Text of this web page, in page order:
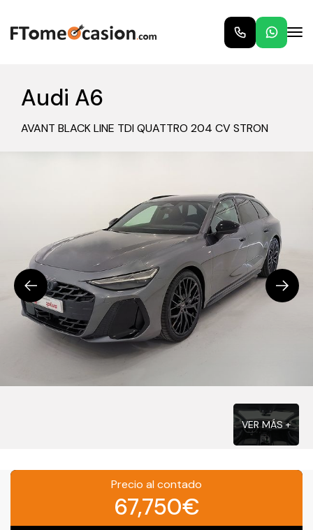
Audi A6
AVANT BLACK LINE TDI QUATTRO 204 CV STRON
VER MÁS +
Precio al contado
67,750€